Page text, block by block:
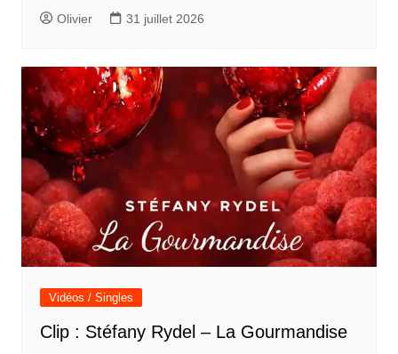
Olivier 31 juillet 2026
Vidéos / Singles
Clip : Stéfany Rydel – La Gourmandise